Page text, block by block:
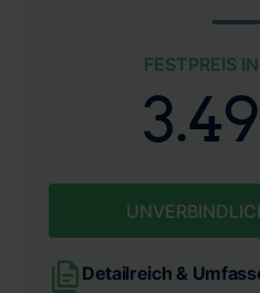
FESTPREIS
Detailreich &